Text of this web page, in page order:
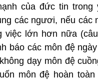
của đức tin
các ngươi, nếu
việc lớn hơn nữa
báo các môn đệ
dạy môn đệ
môn đệ hoàn